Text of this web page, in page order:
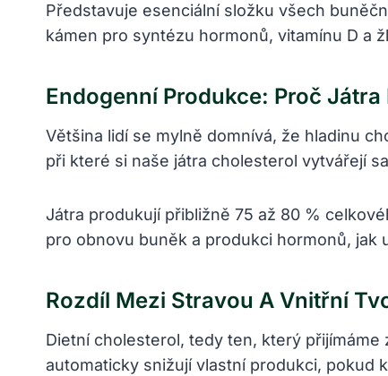
Představuje esenciální složku všech
kámen pro syntézu hormonů, vitamínu D a
Endogenní Produkce: Proč
Většina lidí se mylně domnívá, že hladinu
při které si naše játra cholesterol vytvářejí
Játra produkují přibližně 75 až 80 %
pro obnovu buněk a produkci hormonů, jak
Rozdíl Mezi Stravou A Vnitřní
Dietní cholesterol, tedy ten, který
automaticky snižují vlastní produkci, pokud